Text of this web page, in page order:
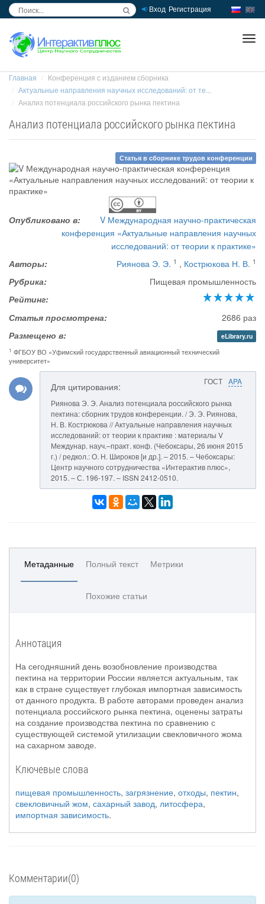
Вход Регистрация
Главная
Конференция с изданием сборника
Актуальные направления научных исследований: от те...
Анализ потенциала российского рынка пектина
Анализ потенциала российского рынка пектина
Статья в сборнике трудов конференции
Опубликовано в:
V Международная научно-практическая
конференция «Актуальные направления научных
исследований: от теории к практике»
Авторы:
Риянова Э. Э. 1 , Кострюкова Н. В. 1
Рубрика:
Пищевая промышленность
Рейтинг:
Статья просмотрена:
2686 раз
Размещено в:
eLibrary.ru
1 ФГБОУ ВО «Уфимский государственный авиационный технический
университет»
ГОСТ APA
Для цитирования:
Риянова Э. Э. Анализ потенциала российского рынка
пектина: сборник трудов конференции. / Э. Э. Риянова,
Н. В. Кострюкова // Актуальные направления научных
исследований: от теории к практике : материалы V
Междунар. науч.–практ. конф. (Чебоксары, 26 июня 2015
г.) / редкол.: О. Н. Широков [и др.]. – 2015. – Чебоксары:
Центр научного сотрудничества «Интерактив плюс»,
2015. – С. 196-197. – ISSN 2412-0510.
Метаданные Полный текст Метрики
Похожие статьи
Аннотация
На сегодняшний день возобновление производства
пектина на территории России является актуальным, так
как в стране существует глубокая импортная зависимость
от данного продукта. В работе авторами проведен анализ
потенциала российского рынка пектина, оценены затраты
на создание производства пектина по сравнению с
существующей системой утилизации свекловичного жома
на сахарном заводе.
Ключевые слова
пищевая промышленность, загрязнение, отходы, пектин,
свекловичный жом, сахарный завод, литосфера,
импортная зависимость.
Комментарии(0)